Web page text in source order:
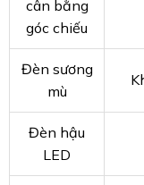
cân bằng
góc chiếu
Đèn sương
mù
Đèn hậu
LED